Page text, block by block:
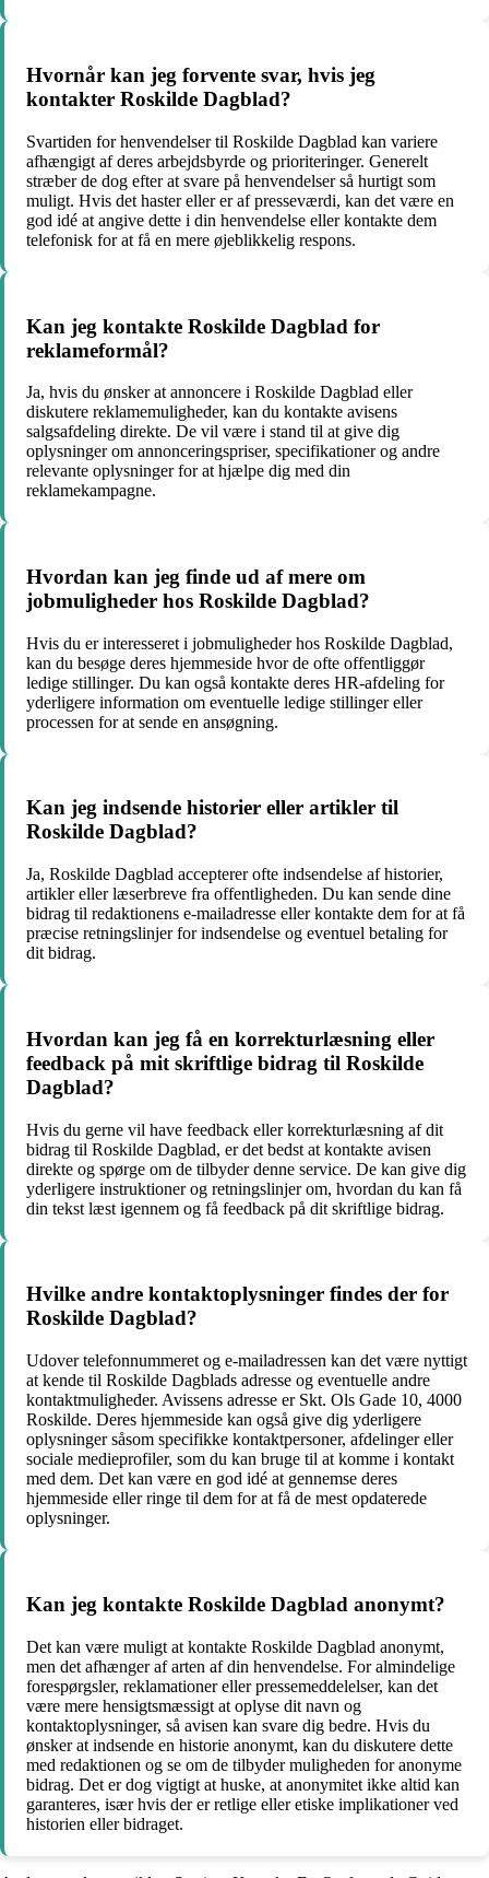
Hvornår kan jeg forvente svar, hvis jeg
kontakter Roskilde Dagblad?
Svartiden for henvendelser til Roskilde Dagblad kan variere
afhængigt af deres arbejdsbyrde og prioriteringer. Generelt
stræber de dog efter at svare på henvendelser så hurtigt som
muligt. Hvis det haster eller er af presseværdi, kan det være en
god idé at angive dette i din henvendelse eller kontakte dem
telefonisk for at få en mere øjeblikkelig respons.
Kan jeg kontakte Roskilde Dagblad for
reklameformål?
Ja, hvis du ønsker at annoncere i Roskilde Dagblad eller
diskutere reklamemuligheder, kan du kontakte avisens
salgsafdeling direkte. De vil være i stand til at give dig
oplysninger om annonceringspriser, specifikationer og andre
relevante oplysninger for at hjælpe dig med din
reklamekampagne.
Hvordan kan jeg finde ud af mere om
jobmuligheder hos Roskilde Dagblad?
Hvis du er interesseret i jobmuligheder hos Roskilde Dagblad,
kan du besøge deres hjemmeside hvor de ofte offentliggør
ledige stillinger. Du kan også kontakte deres HR-afdeling for
yderligere information om eventuelle ledige stillinger eller
processen for at sende en ansøgning.
Kan jeg indsende historier eller artikler til
Roskilde Dagblad?
Ja, Roskilde Dagblad accepterer ofte indsendelse af historier,
artikler eller læserbreve fra offentligheden. Du kan sende dine
bidrag til redaktionens e-mailadresse eller kontakte dem for at få
præcise retningslinjer for indsendelse og eventuel betaling for
dit bidrag.
Hvordan kan jeg få en korrekturlæsning eller
feedback på mit skriftlige bidrag til Roskilde
Dagblad?
Hvis du gerne vil have feedback eller korrekturlæsning af dit
bidrag til Roskilde Dagblad, er det bedst at kontakte avisen
direkte og spørge om de tilbyder denne service. De kan give dig
yderligere instruktioner og retningslinjer om, hvordan du kan få
din tekst læst igennem og få feedback på dit skriftlige bidrag.
Hvilke andre kontaktoplysninger findes der for
Roskilde Dagblad?
Udover telefonnummeret og e-mailadressen kan det være nyttigt
at kende til Roskilde Dagblads adresse og eventuelle andre
kontaktmuligheder. Avissens adresse er Skt. Ols Gade 10, 4000
Roskilde. Deres hjemmeside kan også give dig yderligere
oplysninger såsom specifikke kontaktpersoner, afdelinger eller
sociale medieprofiler, som du kan bruge til at komme i kontakt
med dem. Det kan være en god idé at gennemse deres
hjemmeside eller ringe til dem for at få de mest opdaterede
oplysninger.
Kan jeg kontakte Roskilde Dagblad anonymt?
Det kan være muligt at kontakte Roskilde Dagblad anonymt,
men det afhænger af arten af din henvendelse. For almindelige
forespørgsler, reklamationer eller pressemeddelelser, kan det
være mere hensigtsmæssigt at oplyse dit navn og
kontaktoplysninger, så avisen kan svare dig bedre. Hvis du
ønsker at indsende en historie anonymt, kan du diskutere dette
med redaktionen og se om de tilbyder muligheden for anonyme
bidrag. Det er dog vigtigt at huske, at anonymitet ikke altid kan
garanteres, især hvis der er retlige eller etiske implikationer ved
historien eller bidraget.